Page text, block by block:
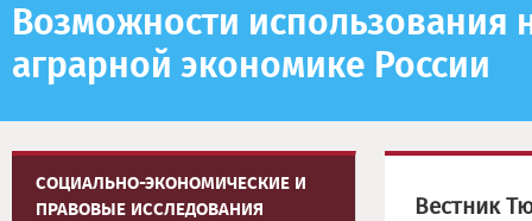
Возможности использования
аграрной экономике России
СОЦИАЛЬНО-ЭКОНОМИЧЕСКИЕ И
ПРАВОВЫЕ ИССЛЕДОВАНИЯ
Вестник